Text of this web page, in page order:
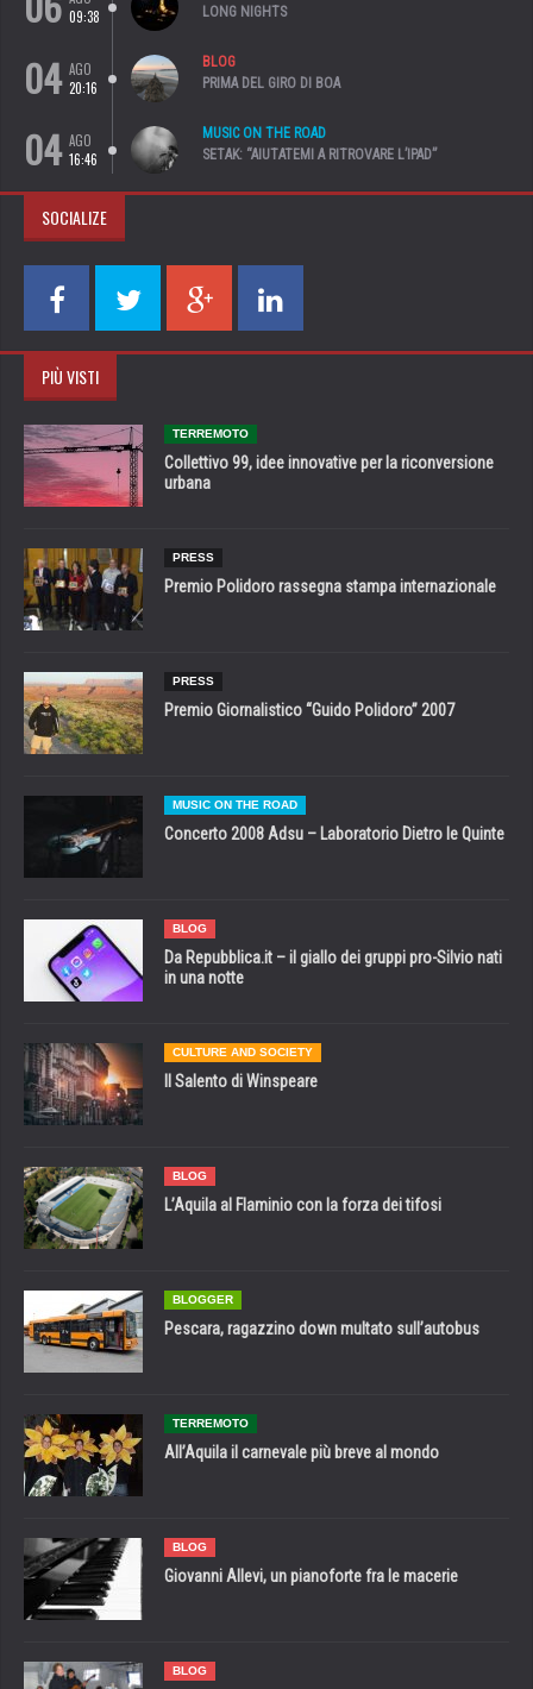
09:38
LONG NIGHTS
04 AGO
20:16
BLOG
PRIMA DEL GIRO DI BOA
04 AGO
16:46
MUSIC ON THE ROAD
SETAK: “AIUTATEMI A RITROVARE L’IPAD”
SOCIALIZE
PIÙ VISTI
TERREMOTO
Collettivo 99, idee innovative per la riconversione
urbana
PRESS
Premio Polidoro rassegna stampa internazionale
PRESS
Premio Giornalistico “Guido Polidoro” 2007
MUSIC ON THE ROAD
Concerto 2008 Adsu – Laboratorio Dietro le Quinte
BLOG
Da Repubblica.it – il giallo dei gruppi pro-Silvio nati
in una notte
CULTURE AND SOCIETY
Il Salento di Winspeare
BLOG
L’Aquila al Flaminio con la forza dei tifosi
BLOGGER
Pescara, ragazzino down multato sull’autobus
TERREMOTO
All’Aquila il carnevale più breve al mondo
BLOG
Giovanni Allevi, un pianoforte fra le macerie
BLOG